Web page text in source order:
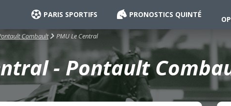
PARIS SPORTIFS PRONOSTICS QUINTÉ
Combault PMU Le Central
- Pontault